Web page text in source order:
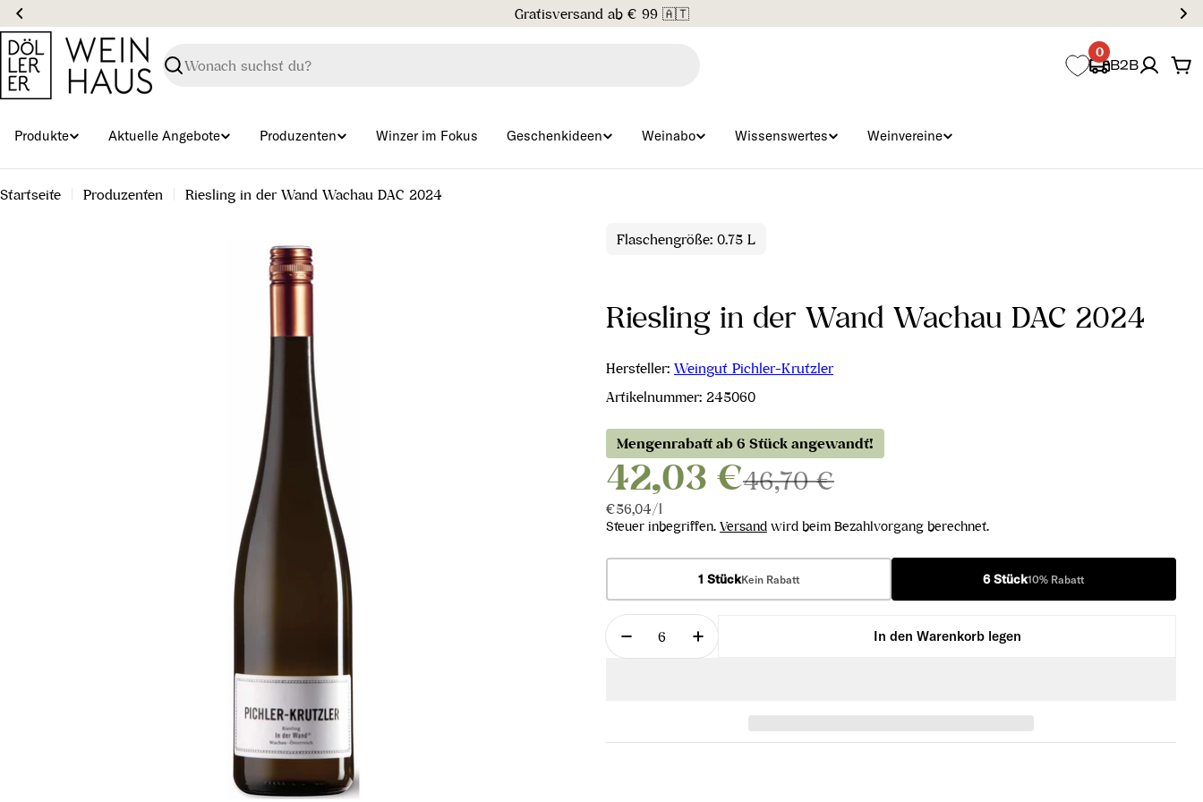
Zum
Inhalt
springen
Gratisversand ab € 99 🇦🇹
Suchen
0
B2B
Produkte Aktuelle Angebote Produzenten Winzer im Fokus Geschenkideen Weinabo Wissenswertes Weinvereine
Startseite Produzenten Riesling in der Wand Wachau DAC 2024
Flaschengröße: 0.75 L
Riesling in der Wand Wachau DAC 2024
Hersteller: Weingut Pichler-Krutzler
Artikelnummer: 245060
Mengenrabatt ab 6 Stück angewandt!
42,03 €46,70 €
Stückpreis
€56,04/pro
l
Steuer inbegriffen. Versand wird beim Bezahlvorgang berechnet.
1 StückKein Rabatt 6 Stück10% Rabatt
Menge
Menge für Riesling in der Wand Wachau DAC 2024 verringern
Menge für Riesling in der Wand Wachau DAC 2024 erhöhen
In den Warenkorb legen